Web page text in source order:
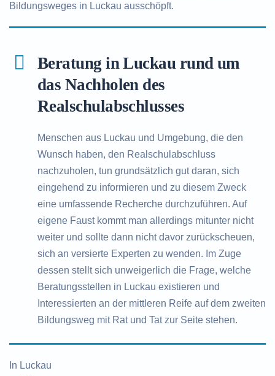
Bildungsweges in Luckau ausschöpft.
Beratung in Luckau rund um
das Nachholen des
Realschulabschlusses
Menschen aus Luckau und Umgebung, die den
Wunsch haben, den Realschulabschluss
nachzuholen, tun grundsätzlich gut daran, sich
eingehend zu informieren und zu diesem Zweck
eine umfassende Recherche durchzuführen. Auf
eigene Faust kommt man allerdings mitunter nicht
weiter und sollte dann nicht davor zurückscheuen,
sich an versierte Experten zu wenden. Im Zuge
dessen stellt sich unweigerlich die Frage, welche
Beratungsstellen in Luckau existieren und
Interessierten an der mittleren Reife auf dem zweiten
Bildungsweg mit Rat und Tat zur Seite stehen.
In Luckau